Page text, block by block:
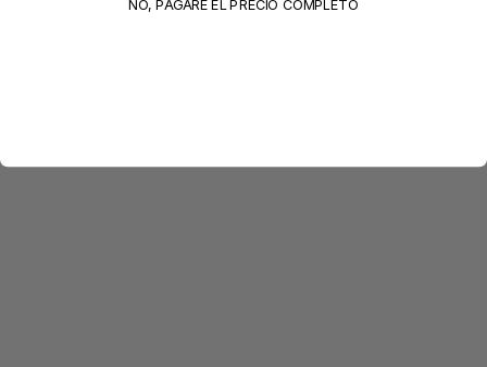
NO, PAGARÉ EL PRECIO COMPLETO